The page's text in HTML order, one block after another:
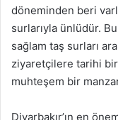
döneminden beri
surlarıyla ünlüdür.
sağlam taş surları
ziyaretçilere tarihi
muhteşem bir
Diyarbakır’ın en